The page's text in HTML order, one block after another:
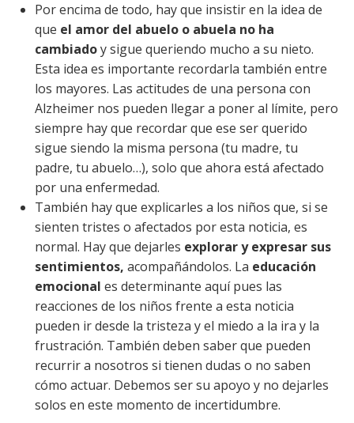
Por encima de todo, hay que insistir en la idea de
que el amor del abuelo o abuela no ha
cambiadoy sigue queriendo mucho a su nieto.
Esta idea es importante recordarla también entre
los mayores. Las actitudes de una persona con
Alzheimer nos pueden llegar a poner al límite, pero
siempre hay que recordar que ese ser querido
sigue siendo la misma persona (tu madre, tu
padre, tu abuelo…), solo que ahora está afectado
por una enfermedad.
También hay que explicarles a los niños que, si se
sienten tristes o afectados por esta noticia, es
normal. Hay que dejarles explorar y expresar sus
sentimientos, acompañándolos. La educación
emocional es determinante aquí pues las
reacciones de los niños frente a esta noticia
pueden ir desde la tristeza y el miedo a la ira y la
frustración. También deben saber que pueden
recurrir a nosotros si tienen dudas o no saben
cómo actuar. Debemos ser su apoyo y no dejarles
solos en este momento de incertidumbre.